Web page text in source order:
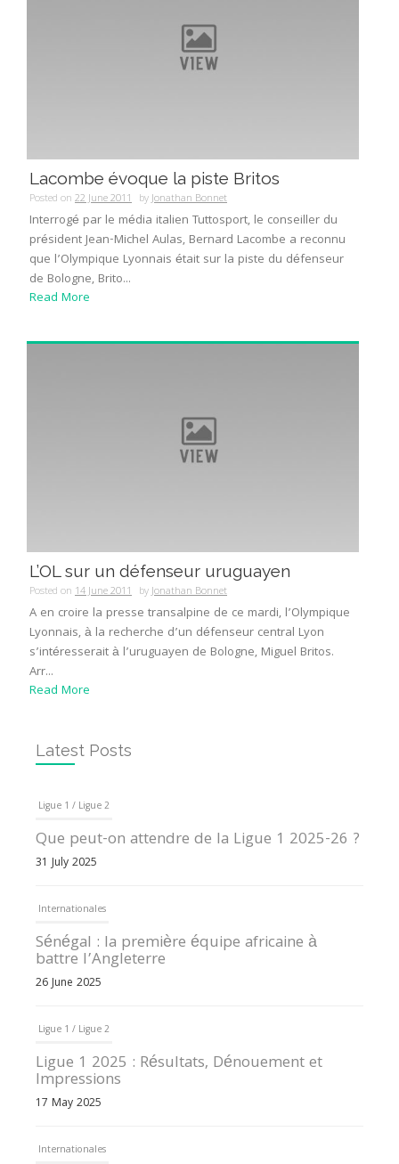
Lacombe évoque la piste Britos
Posted on 22 June 2011 byJonathan Bonnet
Interrogé par le média italien Tuttosport, le conseiller du
président Jean-Michel Aulas, Bernard Lacombe a reconnu
que l’Olympique Lyonnais était sur la piste du défenseur
de Bologne, Brito...
Read More
L’OL sur un défenseur uruguayen
Posted on 14 June 2011 byJonathan Bonnet
A en croire la presse transalpine de ce mardi, l’Olympique
Lyonnais, à la recherche d’un défenseur central Lyon
s’intéresserait à l’uruguayen de Bologne, Miguel Britos.
Arr...
Read More
Latest Posts
Ligue 1 / Ligue 2
Que peut-on attendre de la Ligue 1 2025-26 ?
31 July 2025
Internationales
Sénégal : la première équipe africaine à
battre l’Angleterre
26 June 2025
Ligue 1 / Ligue 2
Ligue 1 2025 : Résultats, Dénouement et
Impressions
17 May 2025
Internationales